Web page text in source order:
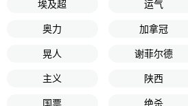
埃及超 运气
奥力 加拿冠
晃人 谢菲尔德
主义 陕西
国票 绝杀